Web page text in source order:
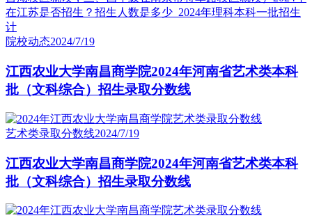
院校动态2024/7/19
江西农业大学南昌商学院2024年河南省艺术类本科
批（文科综合）招生录取分数线
艺术类录取分数线2024/7/19
江西农业大学南昌商学院2024年河南省艺术类本科
批（文科综合）招生录取分数线